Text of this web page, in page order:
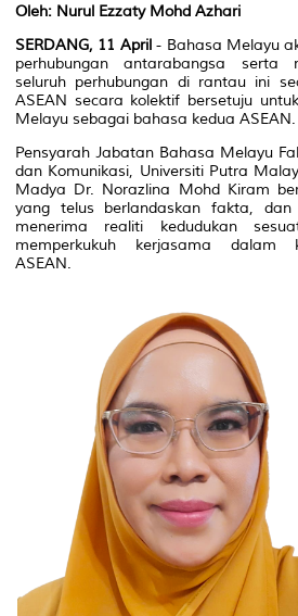
Oleh: Nurul Ezzaty Mohd Azhari
SERDANG, 11 April- Bahasa Melayu
perhubungan antarabangsa serta
seluruh perhubungan di rantau ini
ASEAN secara kolektif bersetuju
Melayu sebagai bahasa kedua ASEAN.
Pensyarah Jabatan Bahasa Melayu
dan Komunikasi, Universiti Putra
Madya Dr. Norazlina Mohd Kiram
yang telus berlandaskan fakta, dan
menerima realiti kedudukan
memperkukuh kerjasama dalam
ASEAN.